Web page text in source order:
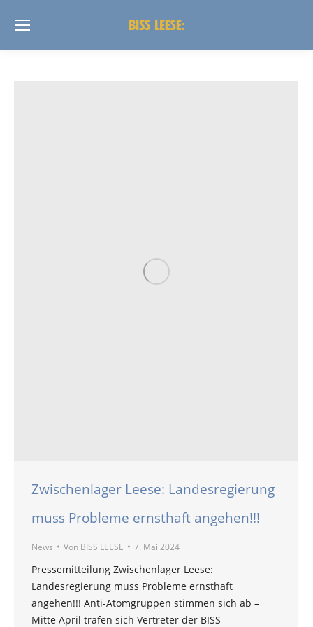
Zwischenlager Leese: Landesregierung
muss Probleme ernsthaft angehen!!!
News Von BISS LEESE 7. Mai 2024
Pressemitteilung Zwischenlager Leese:
Landesregierung muss Probleme ernsthaft
angehen!!! Anti-Atomgruppen stimmen sich ab –
Mitte April trafen sich Vertreter der BISS